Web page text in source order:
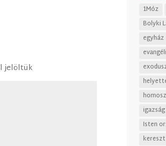
jelöltük
1Móz
Bolyki
egyház
igazság
Isten
kereszt